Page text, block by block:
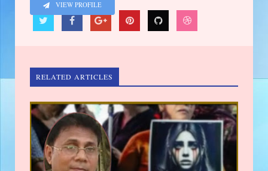
VIEW PROFILE
RELATED ARTICLES